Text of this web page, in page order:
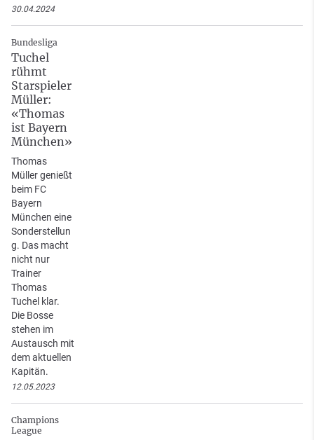
30.04.2024
Bundesliga
Tuchel
rühmt
Starspieler
Müller:
«Thomas
ist Bayern
München»
Thomas
Müller genießt
beim FC
Bayern
München eine
Sonderstellun
g. Das macht
nicht nur
Trainer
Thomas
Tuchel klar.
Die Bosse
stehen im
Austausch mit
dem aktuellen
Kapitän.
12.05.2023
Champions
League